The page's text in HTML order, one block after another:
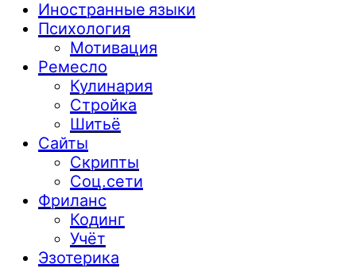
Иностранные языки
Психология
Мотивация
Ремесло
Кулинария
Стройка
Шитьё
Сайты
Скрипты
Соц.сети
Фриланс
Кодинг
Учёт
Эзотерика